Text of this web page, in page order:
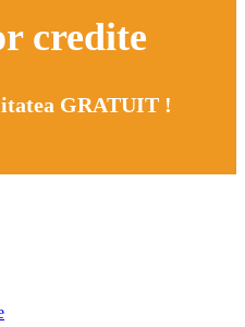
credite
GRATUIT !